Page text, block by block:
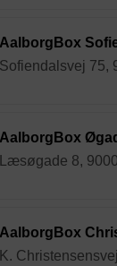
AalborgBox
Sofiendalsvej 75,
AalborgBox
Læsøgade 8,
AalborgBox
K.